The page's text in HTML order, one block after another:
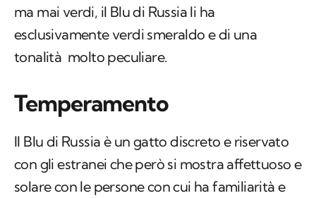
ma mai verdi, il Blu di Russia li ha
esclusivamente verdi smeraldo e di una
tonalità molto peculiare.
Temperamento
Il Blu di Russia è un gatto discreto e riservato
con gli estranei che però si mostra affettuoso e
solare con le persone con cui ha familiarità e